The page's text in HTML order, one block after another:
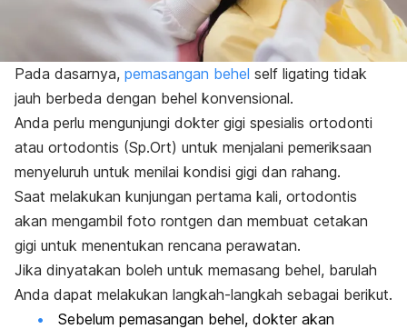
Pada dasarnya, pemasangan behel self ligating tidak
jauh berbeda dengan behel konvensional.
Anda perlu mengunjungi dokter gigi spesialis ortodonti
atau ortodontis (Sp.Ort) untuk menjalani pemeriksaan
menyeluruh untuk menilai kondisi gigi dan rahang.
Saat melakukan kunjungan pertama kali, ortodontis
akan mengambil foto rontgen dan membuat cetakan
gigi untuk menentukan rencana perawatan.
Jika dinyatakan boleh untuk memasang behel, barulah
Anda dapat melakukan langkah-langkah sebagai berikut.
Sebelum pemasangan behel, dokter akan